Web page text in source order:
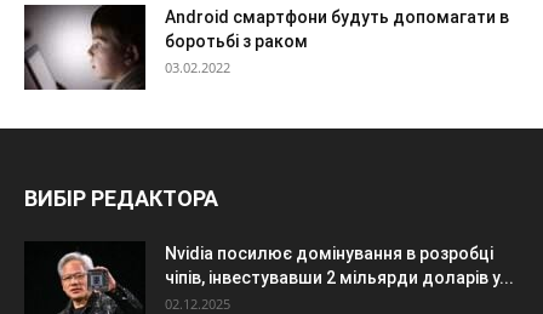
Android смартфони будуть допомагати в
боротьбі з раком
03.02.2022
ВИБІР РЕДАКТОРА
Nvidia посилює домінування в розробці
чіпів, інвестувавши 2 мільярди доларів у...
02.12.2025